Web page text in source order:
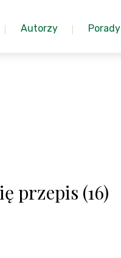
Autorzy Porady
przepis (16)